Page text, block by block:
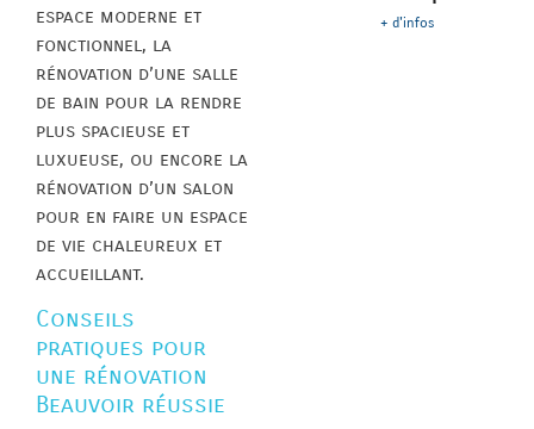
espace moderne et
fonctionnel, la
rénovation d’une salle
de bain pour la rendre
plus spacieuse et
luxueuse, ou encore la
rénovation d’un salon
pour en faire un espace
de vie chaleureux et
accueillant.
Conseils
pratiques pour
une rénovation
Beauvoir réussie
+ d'infos